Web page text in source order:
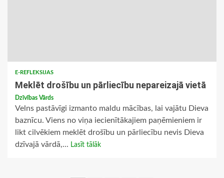
E-REFLEKSIJAS
Meklēt drošību un pārliecību nepareizajā vietā
Dzīvības Vārds
Velns pastāvīgi izmanto maldu mācības, lai vajātu Dieva
baznīcu. Viens no viņa iecienītākajiem paņēmieniem ir
likt cilvēkiem meklēt drošību un pārliecību nevis Dieva
dzīvajā vārdā,... Lasīt tālāk